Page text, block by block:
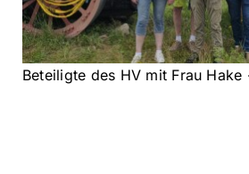
Beteiligte des HV mit Frau